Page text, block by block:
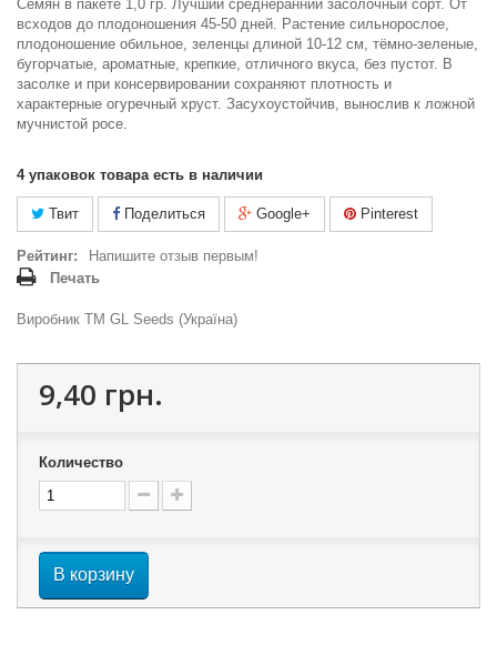
Семян в пакете 1,0 гр. Лучший среднеранний засолочный сорт. От
всходов до плодоношения 45-50 дней. Растение сильнорослое,
плодоношение обильное, зеленцы длиной 10-12 см, тёмно-зеленые,
бугорчатые, ароматные, крепкие, отличного вкуса, без пустот. В
засолке и при консервировании сохраняют плотность и
характерные огуречный хруст. Засухоустойчив, вынослив к ложной
мучнистой росе.
4 упаковок товара есть в наличии
Твит Поделиться Google+ Pinterest
Рейтинг:
Напишите отзыв первым!
Печать
Виробник ТМ GL Seeds (Україна)
9,40 грн.
Количество
В корзину